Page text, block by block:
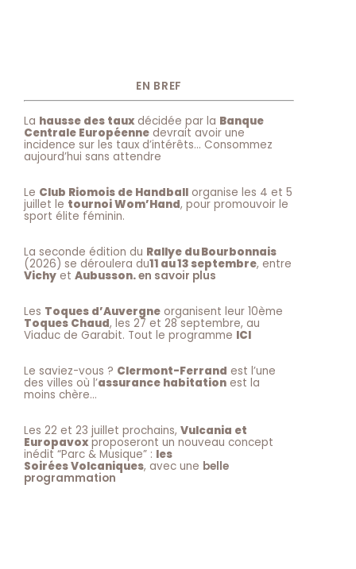
EN BREF
La hausse des taux décidée par la Banque
Centrale Européenne devrait avoir une
incidence sur les taux d’intérêts… Consommez
aujourd’hui sans attendre
Le Club Riomois de Handball organise les 4 et 5
juillet le tournoi Wom’Hand, pour promouvoir le
sport élite féminin.
La seconde édition du Rallye du Bourbonnais
(2026) se déroulera du11 au 13 septembre, entre
Vichy et Aubusson.en savoir plus
Les Toques d’Auvergne organisent leur 10ème
Toques Chaud, les 27 et 28 septembre, au
Viaduc de Garabit. Tout le programme ICI
Le saviez-vous ? Clermont-Ferrand est l’une
des villes où l’assurance habitation est la
moins chère…
Les 22 et 23 juillet prochains, Vulcania et
Europavox proposeront un nouveau concept
inédit “Parc & Musique” : les
Soirées Volcaniques, avec une belle
programmation